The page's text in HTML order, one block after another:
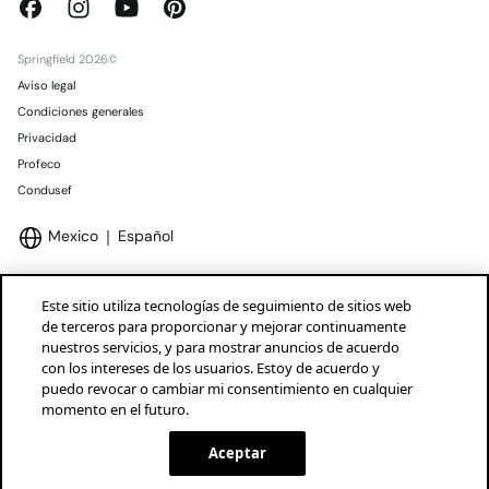
Springfield 2026©
Aviso legal
Condiciones generales
Privacidad
Profeco
Condusef
Mexico Español
Marcas Tendam
Este sitio utiliza tecnologías de seguimiento de sitios web
de terceros para proporcionar y mejorar continuamente
nuestros servicios, y para mostrar anuncios de acuerdo
con los intereses de los usuarios. Estoy de acuerdo y
puedo revocar o cambiar mi consentimiento en cualquier
momento en el futuro.
Aceptar